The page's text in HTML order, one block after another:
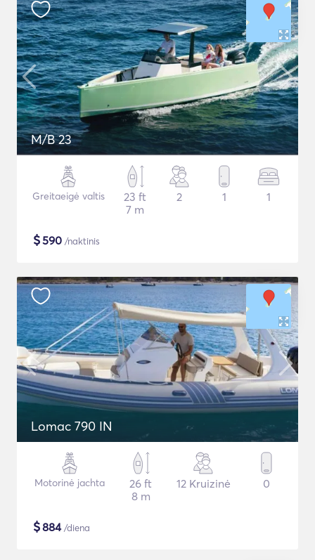
M/B 23
Greitaeigė valtis
23 ft
7 m
2 1 1
$590 /naktinis
Lomac 790 IN
Motorinė jachta
26 ft
8 m
12 Kruizinė 0
$884/diena